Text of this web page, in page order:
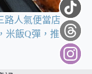
路人氣便當店
米飯Q彈，推